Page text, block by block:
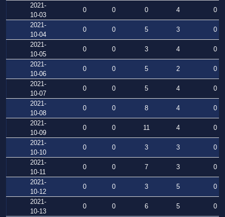
2021-
10-03
0 0 0 4
0
2021-
10-04
0 0 5 3
0
2021-
10-05
0 0 3 4
0
2021-
10-06
0 0 5 2
0
2021-
10-07
0 0 5 4
0
2021-
10-08
0 0 8 4
0
2021-
10-09
0 0 11 4
0
2021-
10-10
0 0 3 3
0
2021-
10-11
0 0 7 3
0
2021-
10-12
0 0 3 5
0
2021-
10-13
0 0 6 5
0